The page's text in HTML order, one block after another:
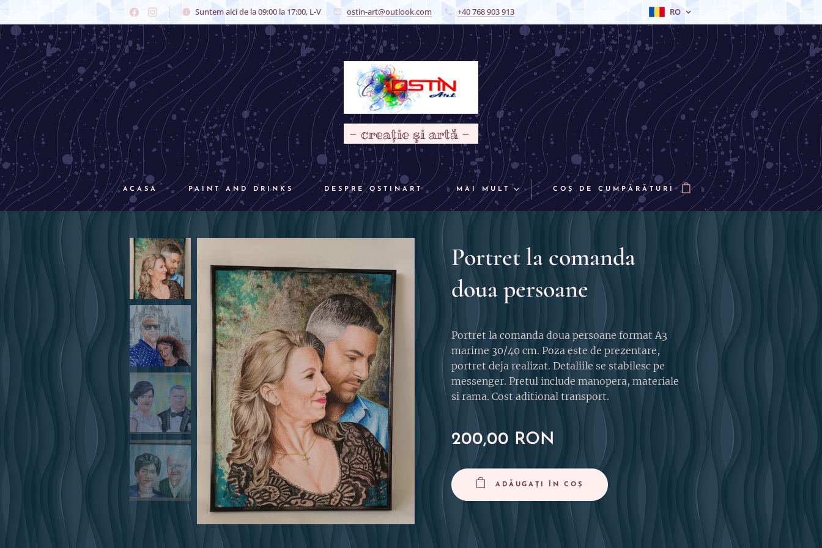
Suntem aici de la 09:00 la 17:00, L-V ostin-art@outlook.com +40 768 903 913 RO
- creaţie şi artă -
ACASA PAINT AND DRINKS DESPRE OSTINART MAI MULT COȘ DE CUMPĂRĂTURI
Portret la comanda
doua persoane
Portret la comanda doua persoane format A3
marime 30/40 cm. Poza este de prezentare,
portret deja realizat. Detaliile se stabilesc pe
messenger. Pretul include manopera, materiale
si rama. Cost aditional transport.
200,00 RON
ADĂUGAȚI ÎN COȘ